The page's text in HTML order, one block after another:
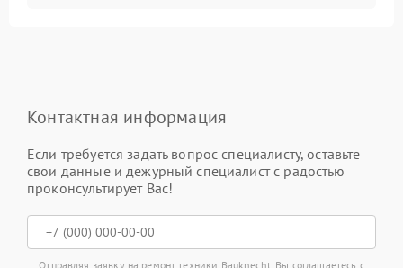
Контактная информация
Если требуется задать вопрос специалисту, оставьте
свои данные и дежурный специалист с радостью
проконсультирует Вас!
Отправляя заявку на ремонт техники Bauknecht, Вы соглашаетесь с